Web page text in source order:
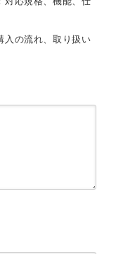
入の流れ、取り扱い